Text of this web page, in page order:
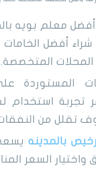
أفضل معلم بويه
شراء أفضل
المحلات المتخصصة.
المستوردة
تجربة استخدام
تقلل من
بالمدينه
واختيار السعر